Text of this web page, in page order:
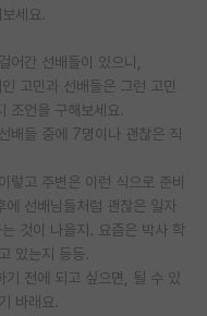
세요.
간 선배들이 있으니,
고민과 선배들은 그런 고민
조언을 구해보세요.
배들 중에 7명이나 괜찮은 직
렇고 주변은 이런 식으로 준비
에 선배님들처럼 괜찮은 일자
것이 나을지. 요즘은 박사 학
있는지 등등.
전에 되고 싶으면, 될 수 있
바래요.